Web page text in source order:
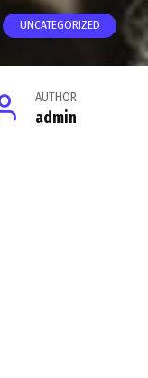
UNCATEGORIZED
AUTHOR
admin